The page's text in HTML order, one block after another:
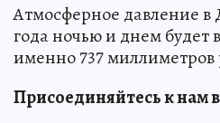
Атмосферное давление в
года ночью и днем будет
именно 737 миллиметров
Присоединяйтесь к нам в